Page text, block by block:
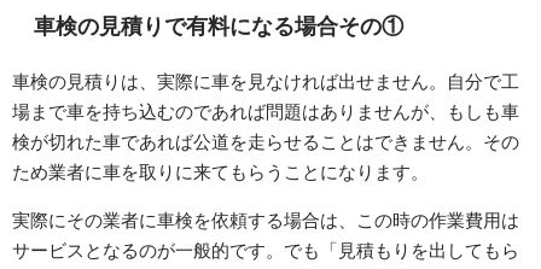
車検の見積りで有料になる場合その①
車検の見積りは、実際に車を見なければ出せません。自分で工
場まで車を持ち込むのであれば問題はありませんが、もしも車
検が切れた車であれば公道を走らせることはできません。その
ため業者に車を取りに来てもらうことになります。
実際にその業者に車検を依頼する場合は、この時の作業費用は
サービスとなるのが一般的です。でも「見積もりを出してもら